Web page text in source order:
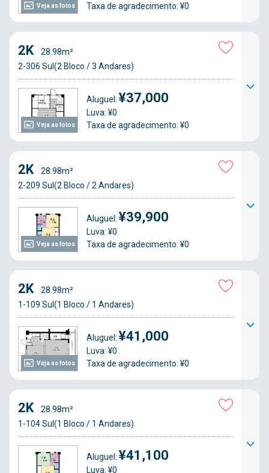
Veja as fotos
Taxa de agradecimento: ¥0
Veja as fotos
2K
28.98m²
2-306 Sul(2 Bloco / 3 Andares)
Aluguel: ¥37,000
Luva: ¥0
Taxa de agradecimento: ¥0
Veja as fotos
2K
28.98m²
2-209 Sul(2 Bloco / 2 Andares)
Aluguel: ¥39,900
Luva: ¥0
Taxa de agradecimento: ¥0
Veja as fotos
2K
28.98m²
1-109 Sul(1 Bloco / 1 Andares)
Aluguel: ¥41,000
Luva: ¥0
Taxa de agradecimento: ¥0
2K
28.98m²
1-104 Sul(1 Bloco / 1 Andares)
Aluguel: ¥41,100
Luva: ¥0